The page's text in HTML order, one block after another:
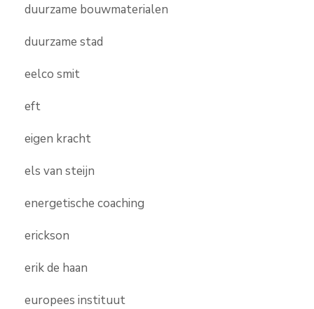
duurzame bouwmaterialen
duurzame stad
eelco smit
eft
eigen kracht
els van steijn
energetische coaching
erickson
erik de haan
europees instituut